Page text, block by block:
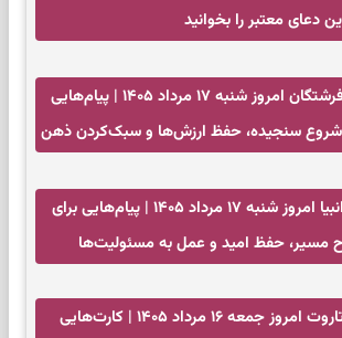
دعای معتبر را بخوانید
فال فرشتگان امروز شنبه ۱۷ مرداد ۱۴۰۵ | پیام‌هایی
شروع سنجیده، حفظ ارزش‌ها و سبک‌کردن ذهن
فال انبیا امروز شنبه ۱۷ مرداد ۱۴۰۵ | پیام‌هایی برای
مسیر، حفظ امید و عمل به مسئولیت‌ها
فال تاروت امروز جمعه ۱۶ مرداد ۱۴۰۵ | کارت‌هایی